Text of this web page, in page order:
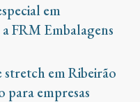
em
FRM Embalagens
em Ribeirão
empresas